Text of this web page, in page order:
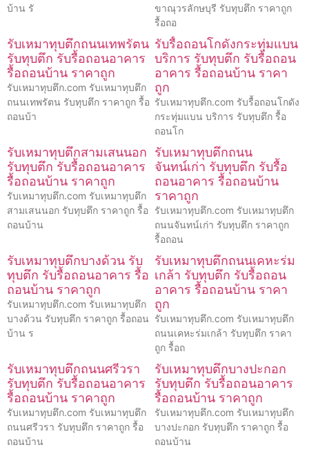
บ้าน รั
ขาณุวรลักษบุรี รับทุบตึก ราคาถูก
รื้อถอ
รับเหมาทุบตึกถนนเทพรัตน
รับทุบตึก รับรื้อถอนอาคาร
รื้อถอนบ้าน ราคาถูก
รับเหมาทุบตึก.com รับเหมาทุบตึก
ถนนเทพรัตน รับทุบตึก ราคาถูก รื้อ
ถอนบ้า
รับรื้อถอนโกดังกระทุ่มแบน
บริการ รับทุบตึก รับรื้อถอน
อาคาร รื้อถอนบ้าน ราคา
ถูก
รับเหมาทุบตึก.com รับรื้อถอนโกดัง
กระทุ่มแบน บริการ รับทุบตึก รื้อ
ถอนโก
รับเหมาทุบตึกสามเสนนอก
รับทุบตึก รับรื้อถอนอาคาร
รื้อถอนบ้าน ราคาถูก
รับเหมาทุบตึก.com รับเหมาทุบตึก
สามเสนนอก รับทุบตึก ราคาถูก รื้อ
ถอนบ้าน
รับเหมาทุบตึกถนน
จันทน์เก่า รับทุบตึก รับรื้อ
ถอนอาคาร รื้อถอนบ้าน
ราคาถูก
รับเหมาทุบตึก.com รับเหมาทุบตึก
ถนนจันทน์เก่า รับทุบตึก ราคาถูก
รื้อถอน
รับเหมาทุบตึกบางด้วน รับ
ทุบตึก รับรื้อถอนอาคาร รื้อ
ถอนบ้าน ราคาถูก
รับเหมาทุบตึก.com รับเหมาทุบตึก
บางด้วน รับทุบตึก ราคาถูก รื้อถอน
บ้าน ร
รับเหมาทุบตึกถนนเคหะร่ม
เกล้า รับทุบตึก รับรื้อถอน
อาคาร รื้อถอนบ้าน ราคา
ถูก
รับเหมาทุบตึก.com รับเหมาทุบตึก
ถนนเคหะร่มเกล้า รับทุบตึก ราคา
ถูก รื้อถ
รับเหมาทุบตึกถนนศรีวรา
รับทุบตึก รับรื้อถอนอาคาร
รื้อถอนบ้าน ราคาถูก
รับเหมาทุบตึก.com รับเหมาทุบตึก
ถนนศรีวรา รับทุบตึก ราคาถูก รื้อ
ถอนบ้าน
รับเหมาทุบตึกบางปะกอก
รับทุบตึก รับรื้อถอนอาคาร
รื้อถอนบ้าน ราคาถูก
รับเหมาทุบตึก.com รับเหมาทุบตึก
บางปะกอก รับทุบตึก ราคาถูก รื้อ
ถอนบ้าน